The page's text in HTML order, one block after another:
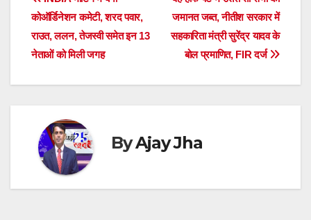
A
p
p
b
o
o
k
n
g
d
s
a
m
dI
n
t
e
navigation
जमानत जब्त, नीतीश सरकार में
सहकारिता मंत्री सुरेंद्र यादव के
बोल प्रमाणित, FIR दर्ज
कोऑर्डिनेशन कमेटी, शरद पवार,
राउत, ललन, तेजस्वी समेत इन 13
नेताओं को मिली जगह
ByAjay Jha